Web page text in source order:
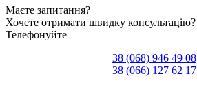
Маєте запитання?
Хочете отримати швидку консультацію?
Телефонуйте
38 (068) 946 49 08
38 (066) 127 62 17